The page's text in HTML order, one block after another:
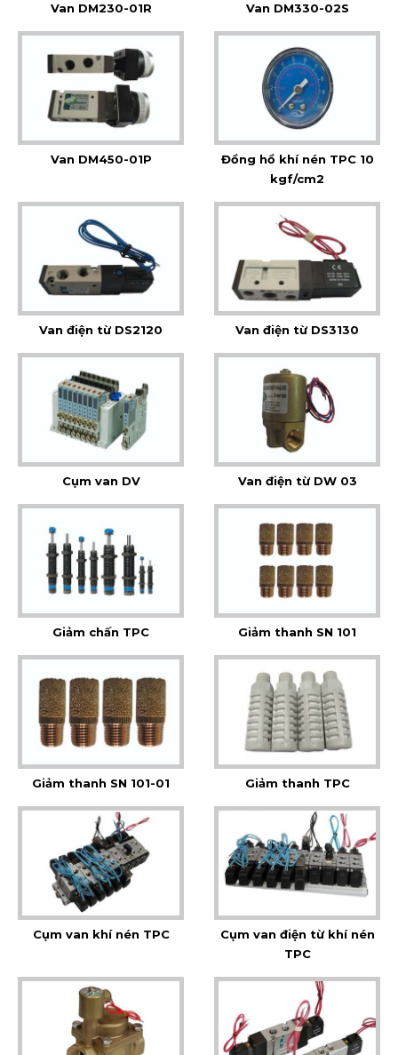
Van DM230-01R Van DM330-02S
Van DM450-01P
Đồng hồ khí nén TPC 10
kgf/cm2
Van điện từ DS2120 Van điện từ DS3130
Cụm van DV Van điện từ DW 03
Giảm chấn TPC Giảm thanh SN 101
Giảm thanh SN 101-01 Giảm thanh TPC
Cụm van khí nén TPC
Cụm van điện từ khí nén
TPC